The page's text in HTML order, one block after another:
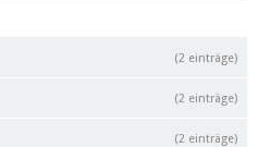
(2 einträge)
(2 einträge)
(2 einträge)